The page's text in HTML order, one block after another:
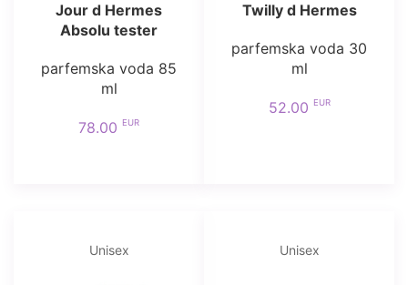
Jour d Hermes
Absolu tester
parfemska voda 85
ml
78.00 EUR
Twilly d Hermes
parfemska voda 30
ml
52.00 EUR
Unisex Unisex